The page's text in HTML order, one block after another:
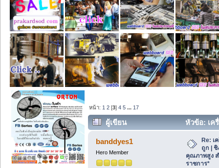
หน้า: 1 2 [3]4 5 ... 17
ผู้เขียน
หัวข้อ: เค
คุณภาพสูง สำหรับโรงเรียน ราชการ* (อ่
banddyes1
Hero Member
Re: เ
ถูก | ชิ
คุณภาพสูง ส
ราชการ*